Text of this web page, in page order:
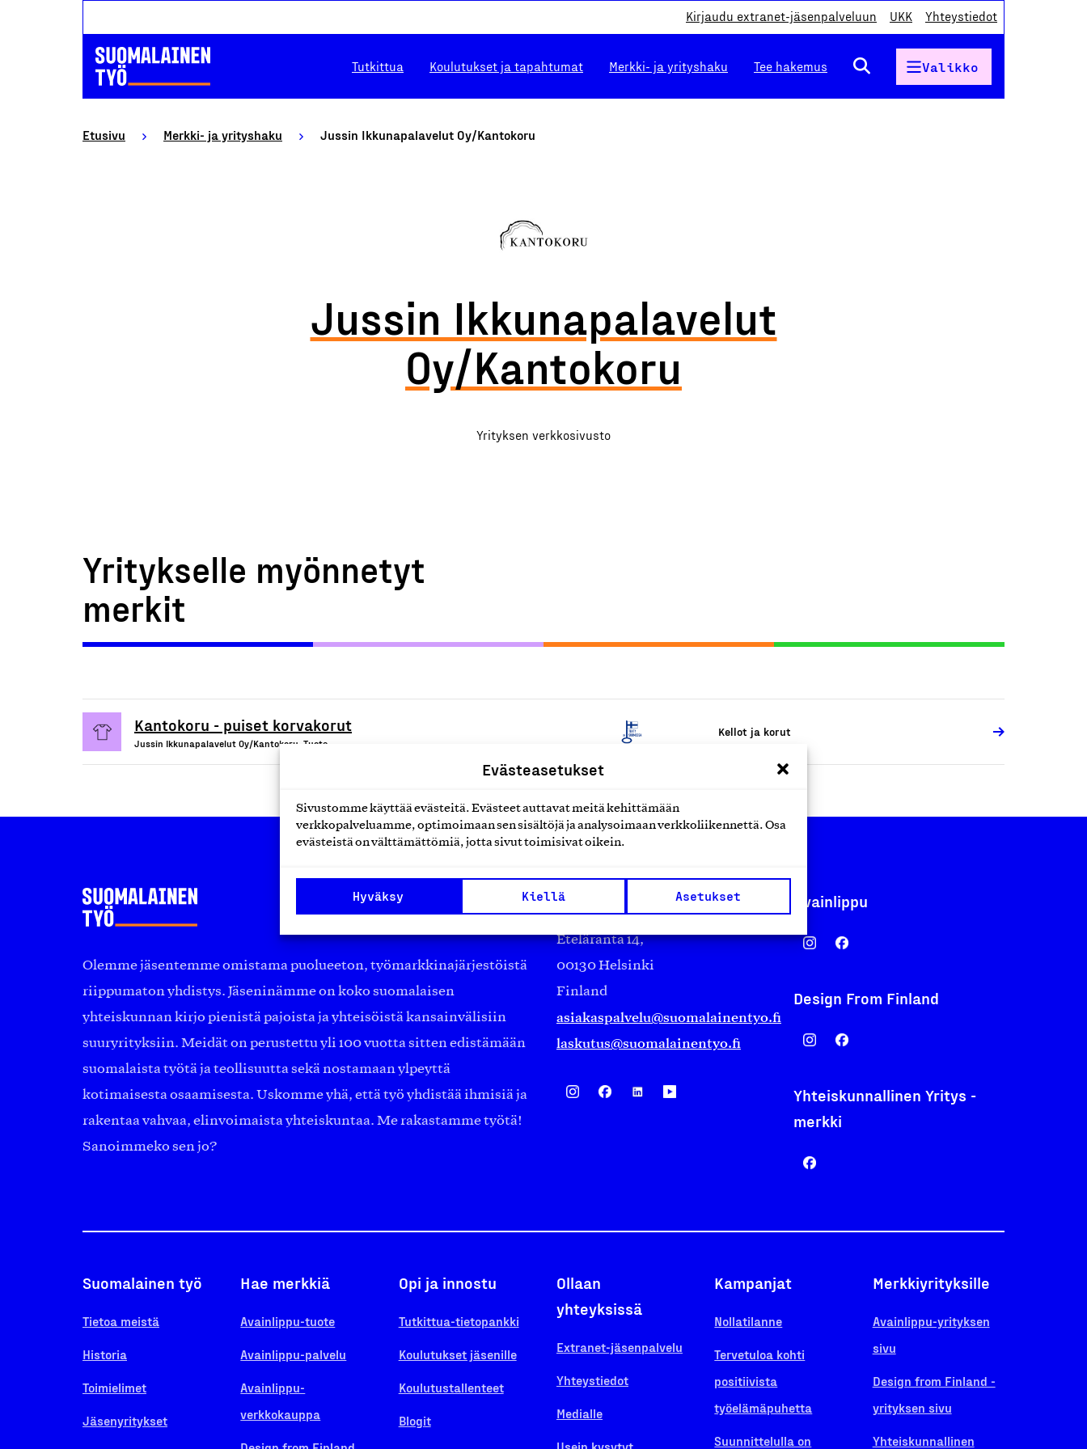
Evästeasetukset
Sivustomme käyttää evästeitä. Evästeet auttavat meitä kehittämään
verkkopalveluamme, optimoimaan sen sisältöjä ja analysoimaan verkkoliikennettä. Osa
evästeistä on välttämättömiä, jotta sivut toimisivat oikein.
Hyväksy Kiellä Asetukset
Kirjaudu extranet-jäsenpalveluun UKK Yhteystiedot
Tutkittua Koulutukset ja tapahtumat Merkki- ja yrityshaku Tee hakemus Valikko
Etusivu Merkki- ja yrityshaku Jussin Ikkunapalavelut Oy/Kantokoru
Jussin Ikkunapalavelut
Oy/Kantokoru
Yrityksen verkkosivusto
Yritykselle myönnetyt
merkit
Kantokoru - puiset korvakorut
Jussin Ikkunapalavelut Oy/Kantokoru, Tuote
Kellot ja korut
Olemme jäsentemme omistama puolueeton, työmarkkinajärjestöistä
riippumaton yhdistys. Jäseninämme on koko suomalaisen
yhteiskunnan kirjo pienistä pajoista ja yhteisöistä kansainvälisiin
suuryrityksiin. Meidät on perustettu yli 100 vuotta sitten edistämään
suomalaista työtä ja teollisuutta sekä nostamaan ylpeyttä
kotimaisesta osaamisesta. Uskomme yhä, että työ yhdistää ihmisiä ja
rakentaa vahvaa, elinvoimaista yhteiskuntaa. Me rakastamme työtä!
Sanoimmeko sen jo?
Suomalainen työ ry
Eteläranta 14,
00130 Helsinki
Finland
asiakaspalvelu@suomalainentyo.fi
laskutus@suomalainentyo.fi
Avainlippu
Design From Finland
Yhteiskunnallinen Yritys -
merkki
Suomalainen työ
Tietoa meistä
Historia
Toimielimet
Jäsenyritykset
Hae merkkiä
Avainlippu-tuote
Avainlippu-palvelu
Avainlippu-
verkkokauppa
Opi ja innostu
Tutkittua-tietopankki
Koulutukset jäsenille
Koulutustallenteet
Blogit
Ollaan
yhteyksissä
Extranet-jäsenpalvelu
Yhteystiedot
Medialle
Kampanjat
Nollatilanne
Tervetuloa kohti
positiivista
työelämäpuhetta
Suunnittelulla on
Merkkiyrityksille
Avainlippu-yrityksen
sivu
Design from Finland -
yrityksen sivu
Yhteiskunnallinen